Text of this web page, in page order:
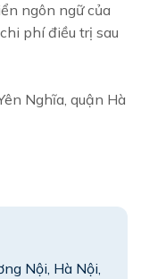
ngôn ngữ của
phí điều trị sau
Nghĩa, quận Hà
Nội, Hà Nội,